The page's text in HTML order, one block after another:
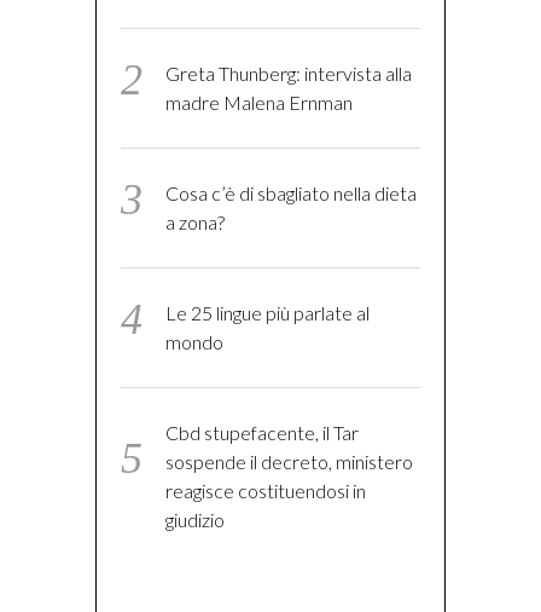
Greta Thunberg: intervista alla
madre Malena Ernman
Cosa c’è di sbagliato nella dieta
a zona?
Le 25 lingue più parlate al
mondo
Cbd stupefacente, il Tar
sospende il decreto, ministero
reagisce costituendosi in
giudizio